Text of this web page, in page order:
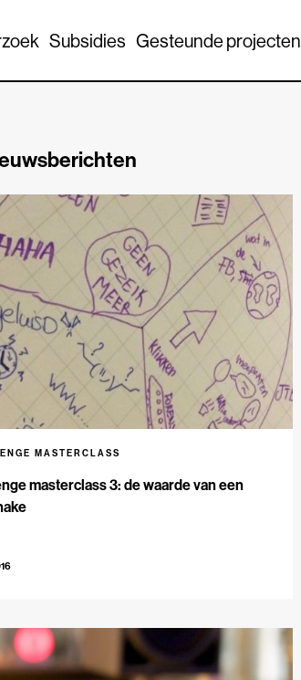
Subsidies Gesteunde projecten
masterclass 3: de waarde van een
MASTERCLASS